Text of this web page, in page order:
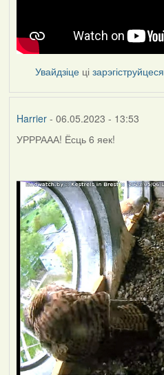
Увайдзіце цізарэгіструйцеся
Harrier- 06.05.2023 - 13:53
УРРРААА! Ёсць 6 яек!